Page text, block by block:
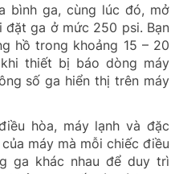
bình ga, cùng lúc đó, mở
đặt ga ở mức 250 psi. Bạn
hồ trong khoảng 15 – 20
thiết bị báo dòng máy
số ga hiển thị trên máy
hòa, máy lạnh và đặc
máy mà mỗi chiếc điều
ga khác nhau để duy trì